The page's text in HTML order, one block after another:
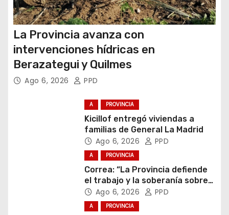
La Provincia avanza con
intervenciones hídricas en
Berazategui y Quilmes
Ago 6, 2026 PPD
A PROVINCIA
Kicillof entregó viviendas a
familias de General La Madrid
Ago 6, 2026 PPD
A PROVINCIA
Correa: “La Provincia defiende
el trabajo y la soberanía sobre
puertos y ríos”
Ago 6, 2026 PPD
A PROVINCIA